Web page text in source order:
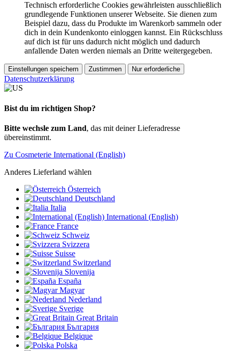
Technisch erforderliche Cookies gewährleisten ausschließlich
grundlegende Funktionen unserer Webseite. Sie dienen zum
Beispiel dazu, dass du Produkte im Warenkorb sammeln oder
dich in dein Kundenkonto einloggen kannst. Ein Rückschluss
auf dich ist für uns dadurch nicht möglich und dadurch
anfallende Daten werden niemals an Dritte weitergegeben.
Einstellungen speichern Zustimmen Nur erforderliche
Datenschutzerklärung
Bist du im richtigen Shop?
Bitte wechsle zum Land, das mit deiner Lieferadresse
übereinstimmt.
Zu Cosmeterie International (English)
Anderes Lieferland wählen
Österreich
Deutschland
Italia
International (English)
France
Schweiz
Svizzera
Suisse
Switzerland
Slovenija
España
Magyar
Nederland
Sverige
Great Britain
България
Belgique
Polska